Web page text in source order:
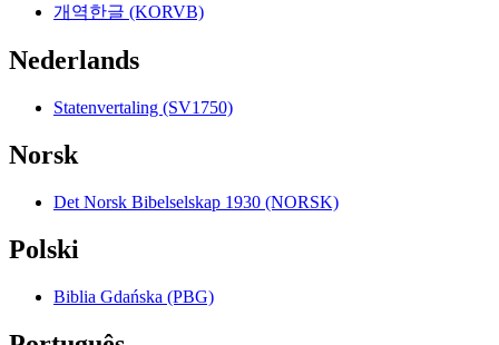
개역한글 (KORVB)
Nederlands
Statenvertaling (SV1750)
Norsk
Det Norsk Bibelselskap 1930 (NORSK)
Polski
Biblia Gdańska (PBG)